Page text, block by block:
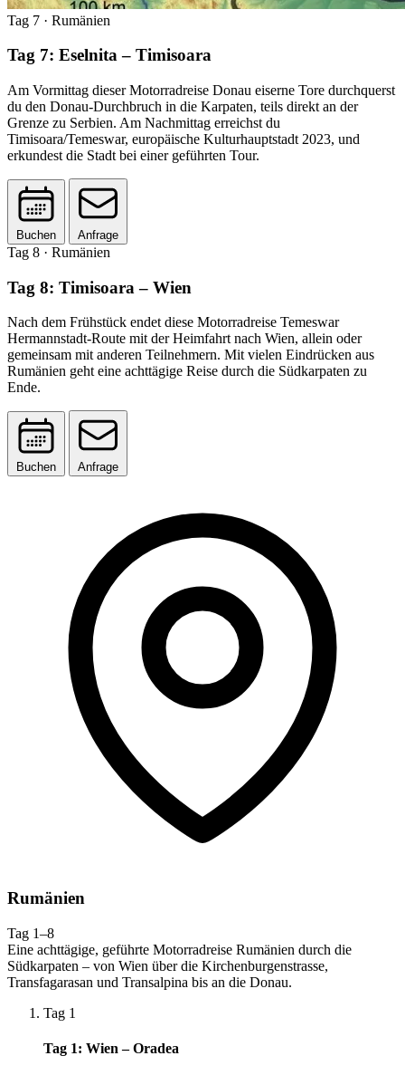
Tag 7 · Rumänien
Tag 7: Eselnita – Timisoara
Am Vormittag dieser Motorradreise Donau eiserne Tore durchquerst
du den Donau-Durchbruch in die Karpaten, teils direkt an der
Grenze zu Serbien. Am Nachmittag erreichst du
Timisoara/Temeswar, europäische Kulturhauptstadt 2023, und
erkundest die Stadt bei einer geführten Tour.
Buchen Anfrage
Tag 8 · Rumänien
Tag 8: Timisoara – Wien
Nach dem Frühstück endet diese Motorradreise Temeswar
Hermannstadt-Route mit der Heimfahrt nach Wien, allein oder
gemeinsam mit anderen Teilnehmern. Mit vielen Eindrücken aus
Rumänien geht eine achttägige Reise durch die Südkarpaten zu
Ende.
Buchen Anfrage
Rumänien
Tag 1–8
Eine achttägige, geführte Motorradreise Rumänien durch die
Südkarpaten – von Wien über die Kirchenburgenstrasse,
Transfagarasan und Transalpina bis an die Donau.
Tag 1
Tag 1: Wien – Oradea